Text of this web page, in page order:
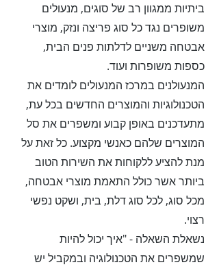
ביתיות ממגוון רב של סוגים, מנעולים
משופרים נגד כל סוג פריצה ונזק, מוצרי
אבטחה משניים לדלתות פנים הבית,
כספות משופרות ועוד.
המנעולנים במרכז המנעולים לומדים את
הטכנולוגיות והמוצרים החדשים בכל עת,
מתעדכנים באופן קבוע ומשפרים את סל
המוצרים שלהם כאנשי מקצוע. כל זאת על
מנת להציע ללקוחות את השירות הטוב
ביותר אשר כולל התאמת מוצרי אבטחה,
מכל סוג, לכל סוג דלת, בית, ושקט נפשי
רצוי.
נשאלת השאלה - "איך יכול להיות
שמשפרים את הטכנולוגיה ובמקביל יש